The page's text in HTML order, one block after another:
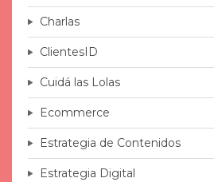
Charlas
ClientesID
Cuidá las Lolas
Ecommerce
Estrategia de Contenidos
Estrategia Digital